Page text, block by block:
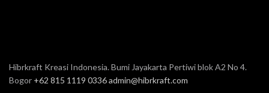
Hibrkraft Kreasi Indonesia. Bumi Jayakarta Pertiwi blok A2 No 4.
Bogor +62 815 1119 0336admin@hibrkraft.com